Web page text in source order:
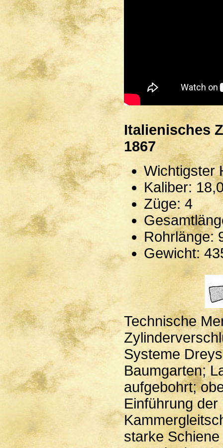
Italienisches
1867
Wichtigster
Kaliber:
Züge: 4
Rohrlänge:
Gewicht:
Technische
Systeme
Baumgarten;
aufgebohrt;
Einführung
starke